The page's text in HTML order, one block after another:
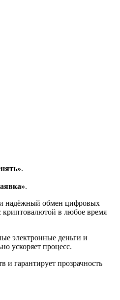
.
.
надёжный обмен цифровых
криптовалютой в любое время
электронные деньги и
ускоряет процесс.
и гарантирует прозрачность